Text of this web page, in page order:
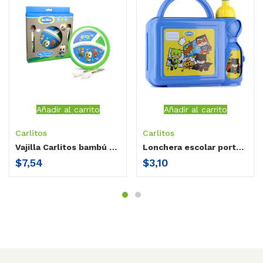
Añadir al carrito
Carlitos
Vajilla Carlitos bambú / 3 piezas Carlitos
$7,54
Añadir al carrito
Carlitos
Lonchera escolar porta tomatodo Carlitos
$3,10